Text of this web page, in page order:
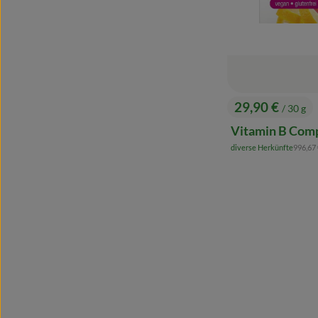
, Preis:
29,90 € / 30 g
Vitamin B
, Herkunft:
diverse Herkünfte,996,67